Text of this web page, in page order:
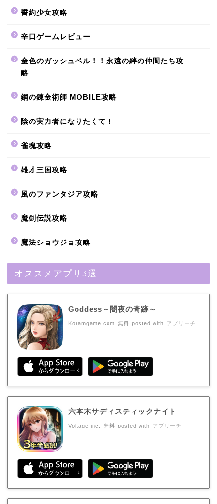
誓約少女攻略
辛口ゲームレビュー
金色のガッシュベル！！永遠の絆の仲間たち攻
略
鋼の錬金術師 MOBILE攻略
陰の実力者になりたくて！
雀魂攻略
雄才三国攻略
風のファンタジア攻略
魔剣伝説攻略
魔法ショウジョ攻略
オススメアプリ3選
Goddess～闇夜の奇跡～
Koramgame.com 無料 posted with アプリーチ
六本木サディスティックナイト
Voltage inc. 無料 posted with アプリーチ